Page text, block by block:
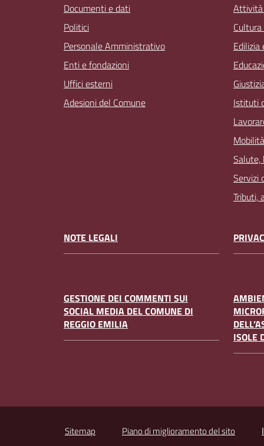
Documenti e dati
Politici
Personale Amministrativo
Enti e fondazioni
Uffici esterni
Adesioni del Comune
Attività
Edilizia
Istituti
Salute,
Servizi
Tributi,
NOTE LEGALI
GESTIONE DEI COMMENTI SUI
SOCIAL MEDIA DEL COMUNE DI
REGGIO EMILIA
ISOLE
Sitemap Piano di miglioramento del sito